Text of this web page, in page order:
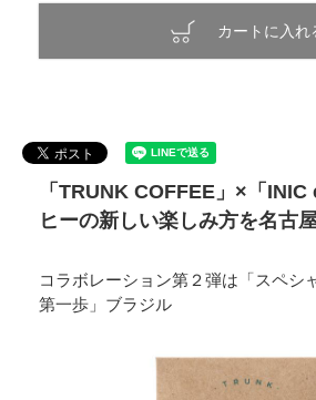
カートに入れ
「TRUNK COFFEE」×「
ヒーの新しい楽しみ方を名古
コラボレーション第２弾は「スペシ
第一歩」ブラジル